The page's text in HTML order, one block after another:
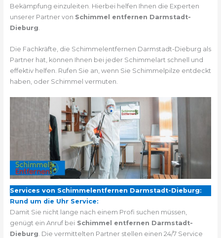
Bekämpfung einzuleiten. Hierbei helfen Ihnen die Experten
unserer Partner von Schimmel entfernen Darmstadt-
Dieburg.
Die Fachkräfte, die Schimmelentfernen Darmstadt-Dieburg als
Partner hat, können Ihnen bei jeder Schimmelart schnell und
effektiv helfen. Rufen Sie an, wenn Sie Schimmelpilze entdeckt
haben, oder Schimmel vermuten.
Services von Schimmelentfernen Darmstadt-Dieburg:
Rund um die Uhr Service:
Damit Sie nicht lange nach einem Profi suchen müssen,
genügt ein Anruf bei Schimmel entfernen Darmstadt-
Dieburg . Die vermittelten Partner stellen einen 24/7 Service